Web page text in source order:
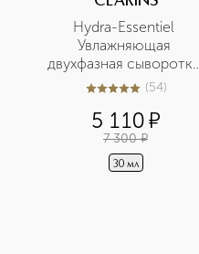
Hydra-Essentiel
Увлажняющая
двухфазная сыворотка
5из 554 (54)
5 110¤
7 300 ¤
30 мл